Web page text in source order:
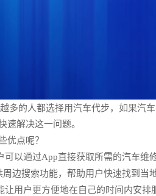
多的人都选择用汽车代步，如果汽
速解决这一问题。
优点呢？
可以通过App直接获取所需的汽车维
边搜索功能，帮助用户快速找到当
让用户更方便地在自己的时间内安排